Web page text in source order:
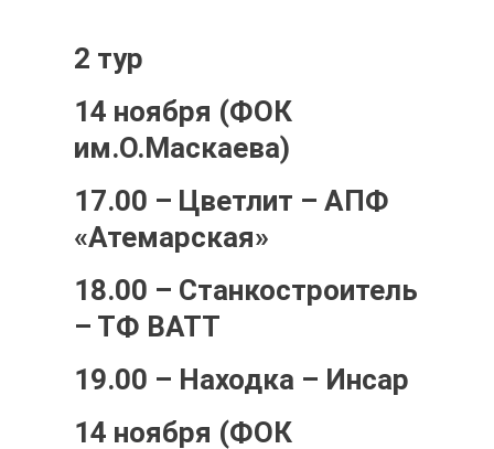
2 тур
14 ноября (ФОК
им.О.Маскаева)
17.00 – Цветлит – АПФ
«Атемарская»
18.00 – Станкостроитель
– ТФ ВАТТ
19.00 – Находка – Инсар
14 ноября (ФОК